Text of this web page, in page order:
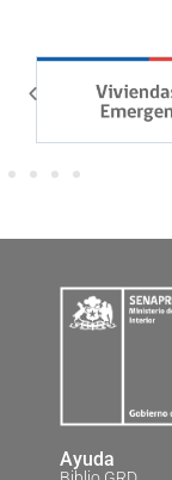
Ayuda